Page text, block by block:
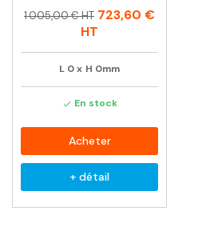
Prix
Prix
1 005,00 € HT 723,60 €
HT
L 0x H 0mm
 En stock
Acheter
+ détail